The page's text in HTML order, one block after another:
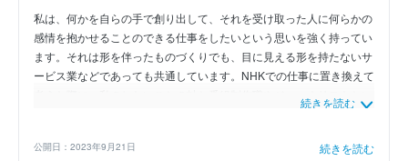
私は、何かを自らの手で創り出して、それを受け取った人に何らかの
感情を抱かせることのできる仕事をしたいという思いを強く持ってい
ます。それは形を伴ったものづくりでも、目に見える形を持たないサ
ービス業などであっても共通しています。NHKでの仕事に置き換えて
った仕事がリンクするのではないかと考えました。ディレクターであ
ブ、ネガティブなどといった様々な感情を持ってもらうことができま
続きを読む
公開日：2023年9月21日 続きを読む